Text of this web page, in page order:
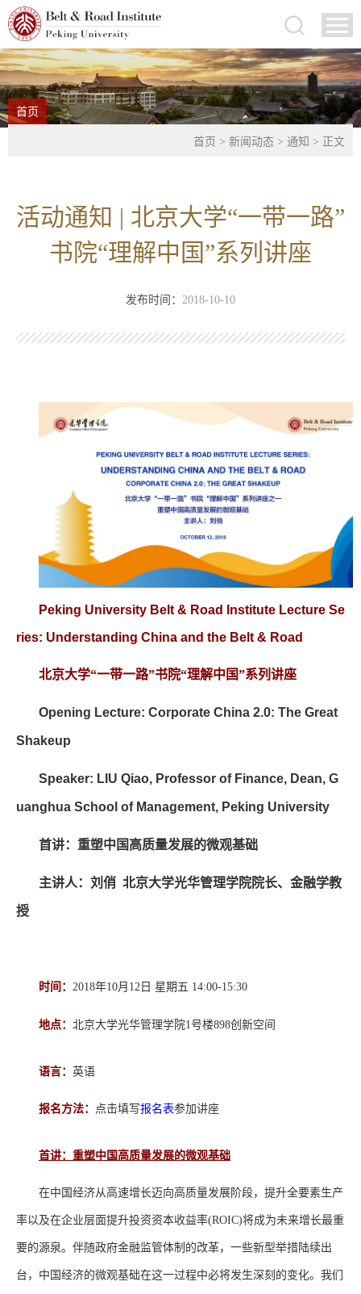
首页
首页 > 新闻动态 > 通知 > 正文
活动通知 | 北京大学“一带一路”
书院“理解中国”系列讲座
发布时间： 2018-10-10
Peking University Belt & Road Institute Lecture Se
ries: Understanding China and the Belt & Road
北京大学“一带一路”书院“理解中国”系列讲座
Opening Lecture: Corporate China 2.0: The Great
Shakeup
Speaker: LIU Qiao, Professor of Finance, Dean, G
uanghua School of Management, Peking University
首讲：重塑中国高质量发展的微观基础
主讲人：刘俏 北京大学光华管理学院院长、金融学教
授
时间： 2018年10月12日 星期五 14:00-15:30
地点： 北京大学光华管理学院1号楼898创新空间
语言： 英语
报名方法： 点击填写报名表参加讲座
首讲：重塑中国高质量发展的微观基础
在中国经济从高速增长迈向高质量发展阶段，提升全要素生产
率以及在企业层面提升投资资本收益率(ROIC)将成为未来增长最重
要的源泉。伴随政府金融监管体制的改革，一些新型举措陆续出
台，中国经济的微观基础在这一过程中必将发生深刻的变化。我们